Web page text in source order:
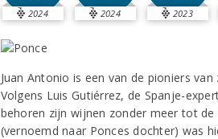
2024
2024
2023
Juan Antonio is een van de pioniers
Volgens Luis Gutiérrez, de Spanje-
behoren zijn wijnen zonder meer tot
(vernoemd naar Ponces dochter) was